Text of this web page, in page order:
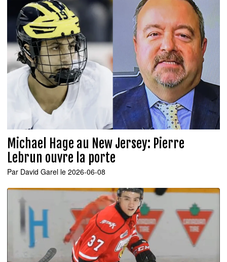
Michael Hage au New Jersey: Pierre
Lebrun ouvre la porte
Par David Garel le 2026-06-08